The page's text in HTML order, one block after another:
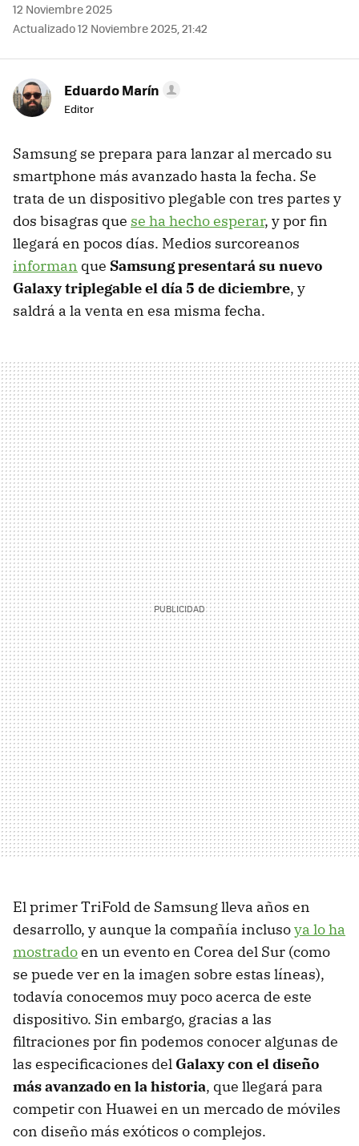
12 Noviembre 2025
Actualizado 12 Noviembre 2025, 21:42
Eduardo Marín
Editor
Samsung se prepara para lanzar al mercado su
smartphone más avanzado hasta la fecha. Se
trata de un dispositivo plegable con tres partes y
dos bisagras que se ha hecho esperar, y por fin
llegará en pocos días. Medios surcoreanos
informan que Samsung presentará su nuevo
Galaxy triplegable el día 5 de diciembre, y
saldrá a la venta en esa misma fecha.
El primer TriFold de Samsung lleva años en
desarrollo, y aunque la compañía inclusoya lo ha
mostradoen un evento en Corea del Sur (como
se puede ver en la imagen sobre estas líneas),
todavía conocemos muy poco acerca de este
dispositivo. Sin embargo, gracias a las
filtraciones por fin podemos conocer algunas de
las especificaciones del Galaxy con el diseño
más avanzado en la historia, que llegará para
competir con Huawei en un mercado de móviles
con diseño más exóticos o complejos.